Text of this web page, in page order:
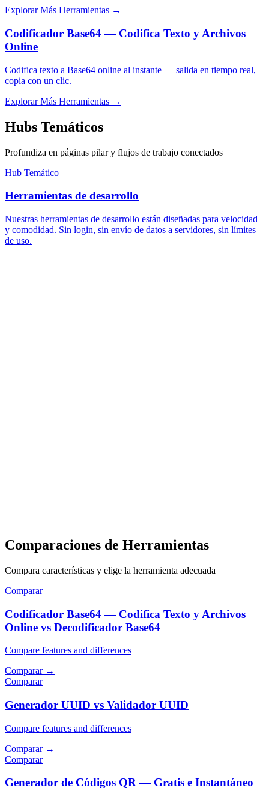
Explorar Más Herramientas →
Codificador Base64 — Codifica Texto y Archivos
Online
Codifica texto a Base64 online al instante — salida en tiempo real,
copia con un clic.
Explorar Más Herramientas →
Hubs Temáticos
Profundiza en páginas pilar y flujos de trabajo conectados
Hub Temático
Herramientas de desarrollo
Nuestras herramientas de desarrollo están diseñadas para velocidad
y comodidad. Sin login, sin envío de datos a servidores, sin límites
de uso.
Comparaciones de Herramientas
Compara características y elige la herramienta adecuada
Comparar
Codificador Base64 — Codifica Texto y Archivos
Online vs Decodificador Base64
Compare features and differences
Comparar→
Comparar
Generador UUID vs Validador UUID
Compare features and differences
Comparar→
Comparar
Generador de Códigos QR — Gratis e Instantáneo